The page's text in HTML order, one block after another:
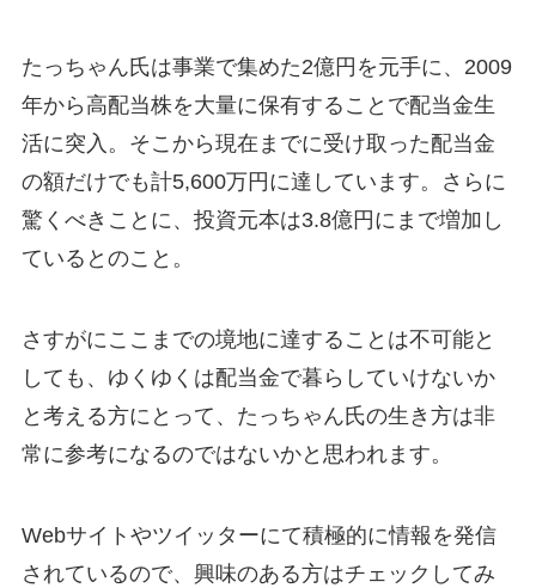
たっちゃん氏は事業で集めた2億円を元手に、2009
年から高配当株を大量に保有することで配当金生
活に突入。そこから現在までに受け取った配当金
の額だけでも計5,600万円に達しています。さらに
驚くべきことに、投資元本は3.8億円にまで増加し
ているとのこと。
さすがにここまでの境地に達することは不可能と
しても、ゆくゆくは配当金で暮らしていけないか
と考える方にとって、たっちゃん氏の生き方は非
常に参考になるのではないかと思われます。
Webサイトやツイッターにて積極的に情報を発信
されているので、興味のある方はチェックしてみ